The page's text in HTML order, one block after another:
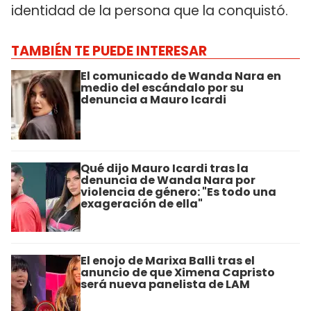
identidad de la persona que la conquistó.
TAMBIÉN TE PUEDE INTERESAR
El comunicado de Wanda Nara en
medio del escándalo por su
denuncia a Mauro Icardi
Qué dijo Mauro Icardi tras la
denuncia de Wanda Nara por
violencia de género: "Es todo una
exageración de ella"
El enojo de Marixa Balli tras el
anuncio de que Ximena Capristo
será nueva panelista de LAM